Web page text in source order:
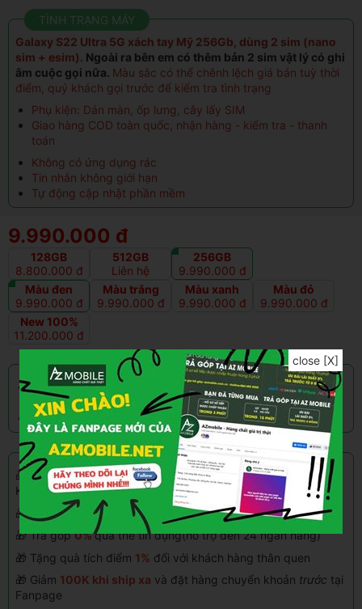
TÌNH TRẠNG MÁY
Galaxy S22 Ultra 5G xách tay Mỹ 256Gb, dùng 2 sim (nano
sim + esim). Ngoài ra bên em có thêm bản 2 sim vật lý có ghi
âm cuộc gọi nữa. Màu sắc có thể chênh lệch giá bán tuỳ thời
điểm, quý khách gọi trước để kiểm tra tình trạng
Phụ kiện: Dán màn, ốp lưng, cây lấy SIM
Giao hàng COD toàn quốc, nhận hàng - kiểm tra - thanh
toán
Không có ứng dụng rác
Tin nhắn không giới hạn
Tự động cập nhật phần mềm
9.990.000 đ
128GB
8.800.000 đ
512GB
Liên hệ
256GB
9.990.000 đ
Màu đen
9.990.000 đ
Màu trắng
9.990.000 đ
Màu xanh
9.990.000 đ
Màu đỏ
9.990.000 đ
New 100%
11.200.000 đ
CHẾ ĐỘ BẢO HÀNH
Bảo hành 12 Tháng toàn bộ máy(cả FaceID). Màn hình
3 tháng
Bao dùng đổi trả sản phẩm trong 15 ngày
CHƯƠNG TRÌNH KHUYẾN MÃI
🎁 Giảm thêm 5%tối đa500.000đkhi thanh toán qua
Kredivo, Home Paylate
🎁 Giảm 100k - 500k khi mua hàng vàongày sinh nhật
🎁 Trả góp 0%qua thẻ tín dụng(hỗ trợ đến 24 ngân hàng)
🎁 Tặng quà tích điểm 1% đổi với khách hàng thân quen
🎁 Giảm 100K khi ship xa và đặt hàng chuyển khoản trước tại
Fanpage
close [X]